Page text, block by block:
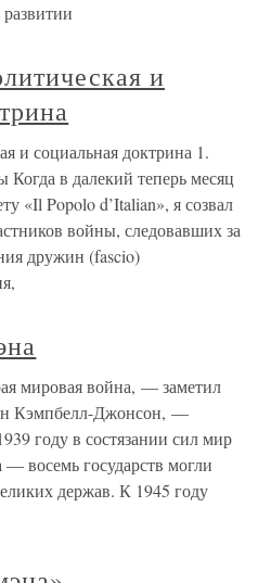
и
и социальная доктрина 1.
в далекий теперь месяц
«Il Popolo d’Italian», я созвал
войны, следовавших за
дружин (fascio)
мировая война, — заметил
Кэмпбелл-Джонсон, —
году в состязании сил мир
восемь государств могли
держав. К 1945 году